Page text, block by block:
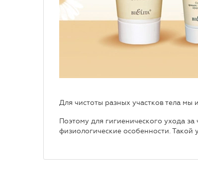
Для чистоты разных участков тела мы
Поэтому для гигиенического ухода
физиологические особенности. Такой